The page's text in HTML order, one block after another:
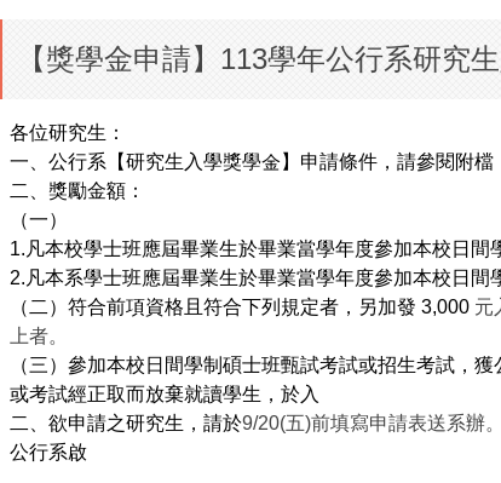
【獎學金申請】113學年公行系研究
各位研究生：
一、公行系【研究生入學獎學金】申請條件，請參閱附檔
二、獎勵金額：
（一）
1. 凡本校學士班應屆畢業生於畢業當學年度參加本校日
2. 凡本系學士班應屆畢業生於畢業當學年度參加本校日
（二）符合前項資格且符合下列規定者，另加發 3,000 元
上者。
（三）參加本校日間學制碩士班甄試考試或招生考試，
或考試經正取而放棄就讀學生，於入
二、欲申請之研究生，請於9/20(五)前填寫申請表送系辦。
公行系啟